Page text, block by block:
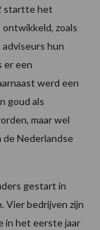
startte het
zoals
hun
er een
werd een
goud als
maar wel
de Nederlandse
gestart in
Vier bedrijven zijn
in het eerste jaar